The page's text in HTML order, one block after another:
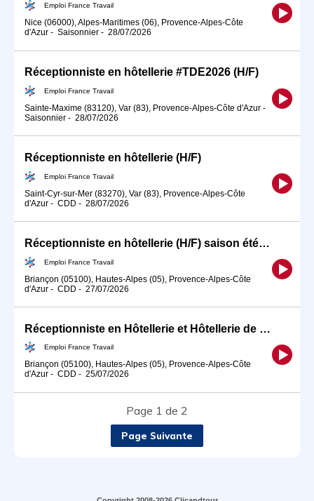
Emploi France Travail
Nice (06000), Alpes-Maritimes (06), Provence-Alpes-Côte
d'Azur - Saisonnier - 28/07/2026
Réceptionniste en hôtellerie #TDE2026 (H/F)
Emploi France Travail
Sainte-Maxime (83120), Var (83), Provence-Alpes-Côte d'Azur -
Saisonnier - 28/07/2026
Réceptionniste en hôtellerie (H/F)
Emploi France Travail
Saint-Cyr-sur-Mer (83270), Var (83), Provence-Alpes-Côte
d'Azur - CDD - 28/07/2026
Réceptionniste en hôtellerie (H/F) saison été 2026 (H/F)
Emploi France Travail
Briançon (05100), Hautes-Alpes (05), Provence-Alpes-Côte
d'Azur - CDD - 27/07/2026
Réceptionniste en Hôtellerie et Hôtellerie de Plein Air (H/F)
Emploi France Travail
Briançon (05100), Hautes-Alpes (05), Provence-Alpes-Côte
d'Azur - CDD - 25/07/2026
Page 1 de 2
Page Suivante